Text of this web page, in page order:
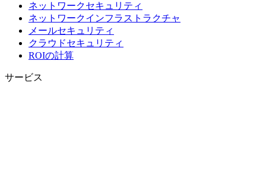
ネットワークセキュリティ
ネットワークインフラストラクチャ
メールセキュリティ
クラウドセキュリティ
ROIの計算
サービス